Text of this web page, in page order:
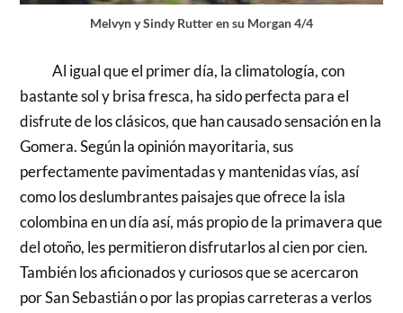
Melvyn y Sindy Rutter en su Morgan 4/4
Al igual que el primer día, la climatología, con
bastante sol y brisa fresca, ha sido perfecta para el
disfrute de los clásicos, que han causado sensación en la
Gomera. Según la opinión mayoritaria, sus
perfectamente pavimentadas y mantenidas vías, así
como los deslumbrantes paisajes que ofrece la isla
colombina en un día así, más propio de la primavera que
del otoño, les permitieron disfrutarlos al cien por cien.
También los aficionados y curiosos que se acercaron
por San Sebastián o por las propias carreteras a verlos